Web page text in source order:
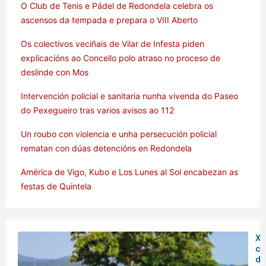
O Club de Tenis e Pádel de Redondela celebra os
ascensos da tempada e prepara o VIII Aberto
Os colectivos veciñais de Vilar de Infesta piden
explicacións ao Concello polo atraso no proceso de
deslinde con Mos
Intervención policial e sanitaria nunha vivenda do Paseo
do Pexegueiro tras varios avisos ao 112
Un roubo con violencia e unha persecución policial
rematan con dúas detencións en Redondela
América de Vigo, Kubo e Los Lunes al Sol encabezan as
festas de Quintela